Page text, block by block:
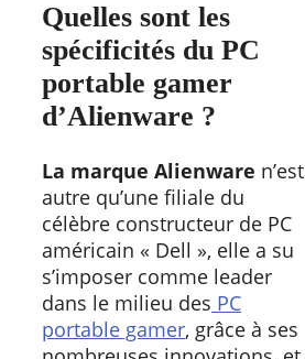
Quelles sont les
spécificités du PC
portable gamer
d’Alienware ?
La marque Alienware n’est
autre qu’une filiale du
célèbre constructeur de PC
américain « Dell », elle a su
s’imposer comme leader
dans le milieu des PC
portable gamer, grâce à ses